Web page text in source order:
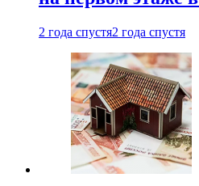
2 года спустя2 года спустя